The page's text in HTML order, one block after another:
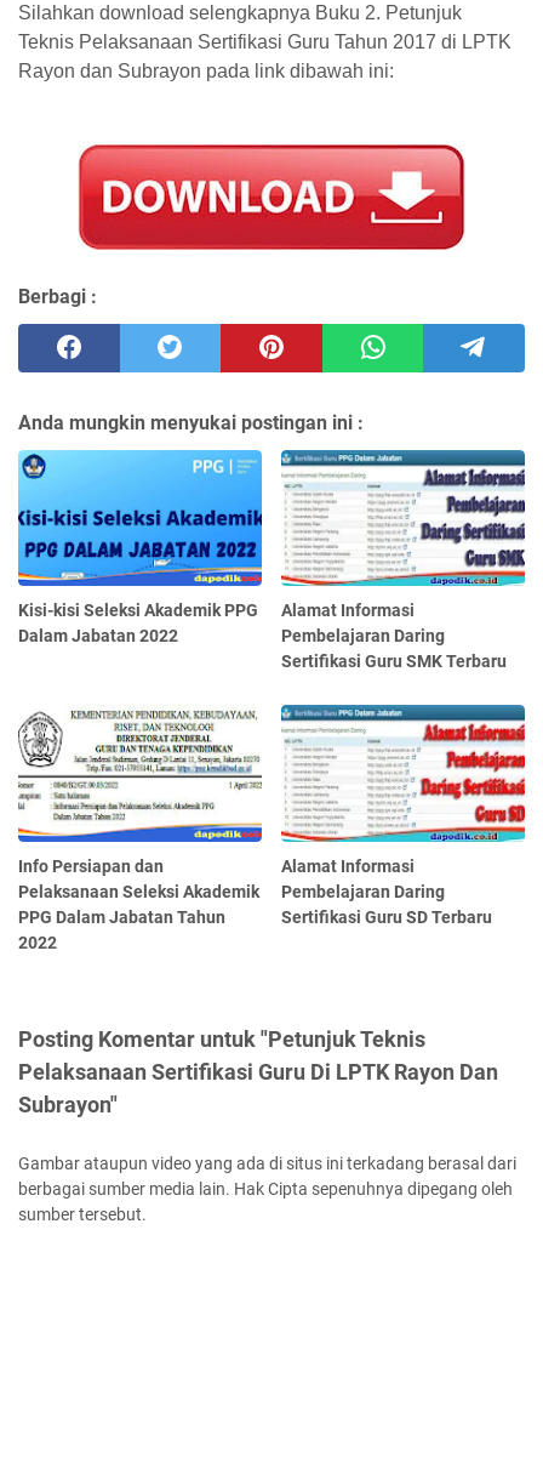
Silahkan download selengkapnya Buku 2. Petunjuk
Teknis Pelaksanaan Sertifikasi Guru Tahun 2017 di LPTK
Rayon dan Subrayon pada link dibawah ini:
Berbagi :
Anda mungkin menyukai postingan ini :
Kisi-kisi Seleksi Akademik PPG
Dalam Jabatan 2022
Alamat Informasi
Pembelajaran Daring
Sertifikasi Guru SMK Terbaru
Info Persiapan dan
Pelaksanaan Seleksi Akademik
PPG Dalam Jabatan Tahun
2022
Alamat Informasi
Pembelajaran Daring
Sertifikasi Guru SD Terbaru
Posting Komentar untuk "Petunjuk Teknis
Pelaksanaan Sertifikasi Guru Di LPTK Rayon Dan
Subrayon"
Gambar ataupun video yang ada di situs ini terkadang berasal dari
berbagai sumber media lain. Hak Cipta sepenuhnya dipegang oleh
sumber tersebut.